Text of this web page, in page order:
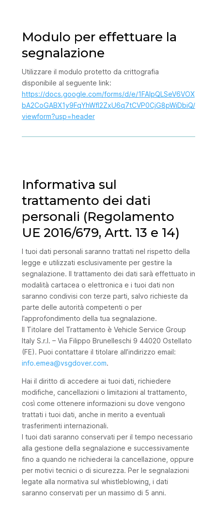
Modulo per effettuare la
segnalazione
Utilizzare il modulo protetto da crittografia
disponibile al seguente link:
https://docs.google.com/forms/d/e/1FAIpQLSeV6VOX
bA2CoGABX1y9FqYhWfI2ZxU6q7tCVP0CjG8pWiDbiQ/
viewform?usp=header
Informativa sul
trattamento dei dati
personali (Regolamento
UE 2016/679, Artt. 13 e 14)
I tuoi dati personali saranno trattati nel rispetto della
legge e utilizzati esclusivamente per gestire la
segnalazione. Il trattamento dei dati sarà effettuato in
modalità cartacea o elettronica e i tuoi dati non
saranno condivisi con terze parti, salvo richieste da
parte delle autorità competenti o per
l’approfondimento della tua segnalazione.
Il Titolare del Trattamento è Vehicle Service Group
Italy S.r.I. – Via Filippo Brunelleschi 9 44020 Ostellato
(FE). Puoi contattare il titolare all’indirizzo email:
info.emea@vsgdover.com.
Hai il diritto di accedere ai tuoi dati, richiedere
modifiche, cancellazioni o limitazioni al trattamento,
così come ottenere informazioni su dove vengono
trattati i tuoi dati, anche in merito a eventuali
trasferimenti internazionali.
I tuoi dati saranno conservati per il tempo necessario
alla gestione della segnalazione e successivamente
fino a quando ne richiederai la cancellazione, oppure
per motivi tecnici o di sicurezza. Per le segnalazioni
legate alla normativa sul whistleblowing, i dati
saranno conservati per un massimo di 5 anni.